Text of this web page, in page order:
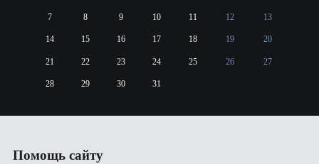
7 8 9 10 11 12 13
14 15 16 17 18 19 20
21 22 23 24 25 26 27
28 29 30 31
Помощь сайту